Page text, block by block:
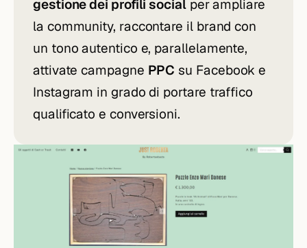
gestione dei profili socialper ampliare
la community, raccontare il brand con
un tono autentico e, parallelamente,
attivate campagne PPC su Facebook e
Instagram in grado di portare traffico
qualificato e conversioni.